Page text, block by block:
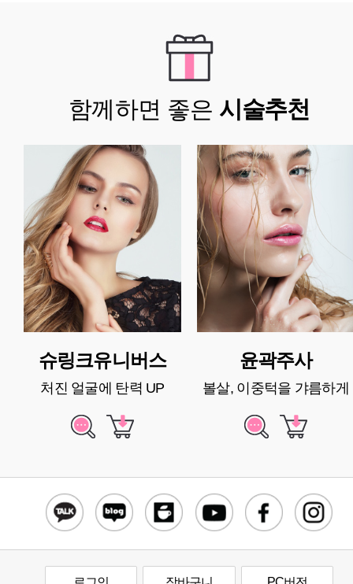
함께하면 좋은 시술추천
슈링크유니버스
처진 얼굴에 탄력 UP
윤곽주사
볼살, 이중턱을 갸름하게